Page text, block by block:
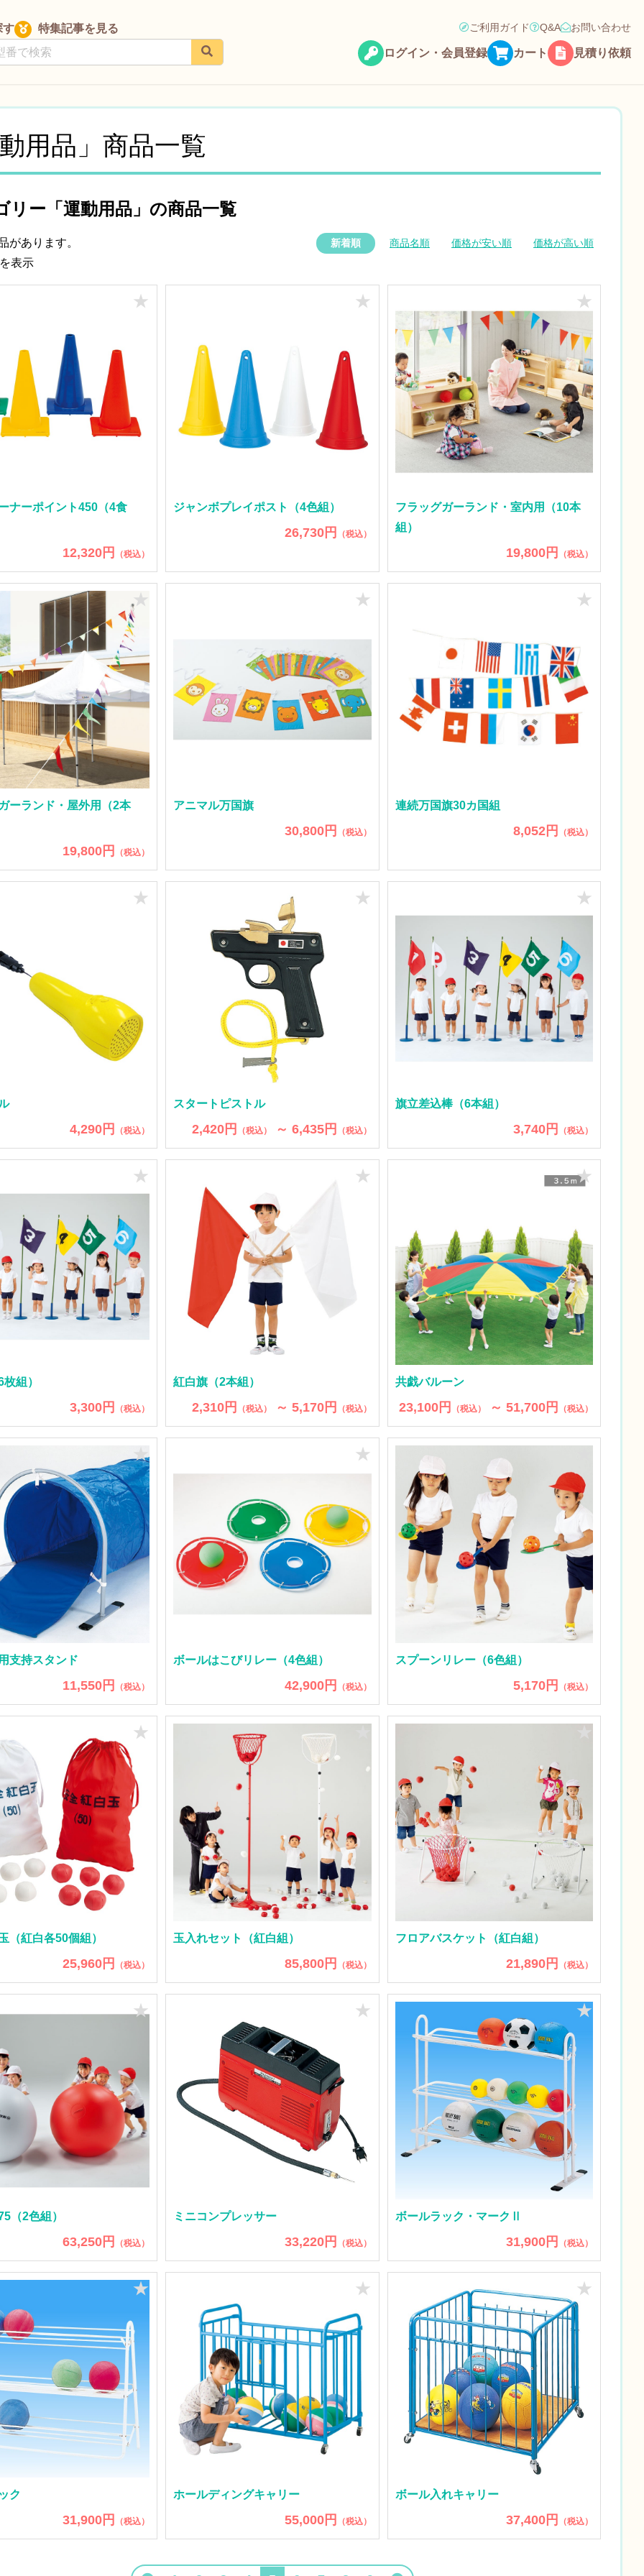
す 特集記事を見る ご利用ガイド Q&A お問い合わせ
ログイン・会員登録 カート 見積り依頼
用品」商品一覧
リー「運動用品」の商品一覧
があります。
表示
新着順 商品名順 価格が安い順 価格が高い順
ナーポイント450（4食
12,320円 （税込）
★
ジャンボプレイポスト（4色組）
26,730円 （税込）
★
フラッグガーランド・室内用（10本
組）
19,800円 （税込）
★
ーランド・屋外用（2本
19,800円 （税込）
★
アニマル万国旗
30,800円 （税込）
★
連続万国旗30カ国組
8,052円 （税込）
★
4,290円 （税込）
★
スタートピストル
2,420円 （税込） ～ 6,435円 （税込）
★
旗立差込棒（6本組）
3,740円 （税込）
★
組）
3,300円 （税込）
★
紅白旗（2本組）
2,310円 （税込） ～ 5,170円 （税込）
★
共戯バルーン
23,100円 （税込） ～ 51,700円 （税込）
★
支持スタンド
11,550円 （税込）
★
ボールはこびリレー（4色組）
42,900円 （税込）
★
スプーンリレー（6色組）
5,170円 （税込）
（紅白各50個組）
25,960円 （税込）
★
玉入れセット（紅白組）
85,800円 （税込）
フロアバスケット（紅白組）
21,890円 （税込）
（2色組）
63,250円 （税込）
★
ミニコンプレッサー
33,220円 （税込）
★
ボールラック・マークⅡ
31,900円 （税込）
★
ク
31,900円 （税込）
★
ホールディングキャリー
55,000円 （税込）
★
ボール入れキャリー
37,400円 （税込）
★